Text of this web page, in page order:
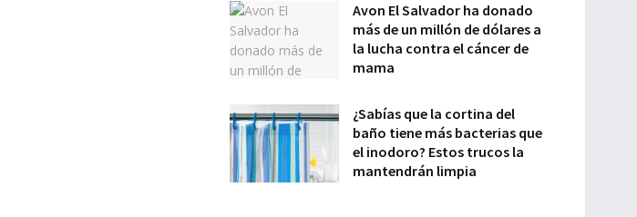
Avon El Salvador ha donado
más de un millón de dólares a
la lucha contra el cáncer de
mama
¿Sabías que la cortina del
baño tiene más bacterias que
el inodoro? Estos trucos la
mantendrán limpia